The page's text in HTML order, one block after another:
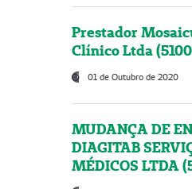
Prestador
Clínico Ltda
01 de Outubro de 2020
MUDANÇA DE
DIAGITAB
MÉDICOS LTDA